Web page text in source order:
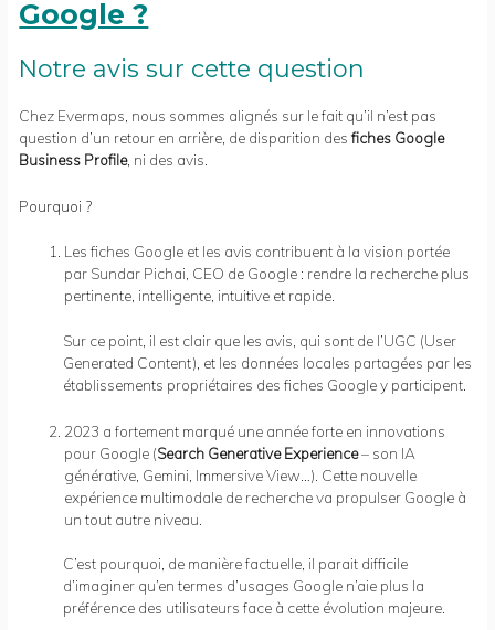
Google ?
Notre avis sur cette question
Chez Evermaps, nous sommes alignés sur le fait qu’il n’est pas
question d’un retour en arrière, de disparition desfiches Google
Business Profile, ni des avis.
Pourquoi ?
Les fiches Google et les avis contribuent à la vision portée
par Sundar Pichai, CEO de Google : rendre la recherche plus
pertinente, intelligente, intuitive et rapide.
Sur ce point, il est clair que les avis, qui sont de l’UGC (User
Generated Content), et les données locales partagées par les
établissements propriétaires des fiches Google y participent.
2023 a fortement marqué une année forte en innovations
pour Google (Search Generative Experience– son IA
générative, Gemini, Immersive View…). Cette nouvelle
expérience multimodale de recherche va propulser Google à
un tout autre niveau.
C’est pourquoi, de manière factuelle, il parait difficile
d’imaginer qu’en termes d’usages Google n’aie plus la
préférence des utilisateurs face à cette évolution majeure.